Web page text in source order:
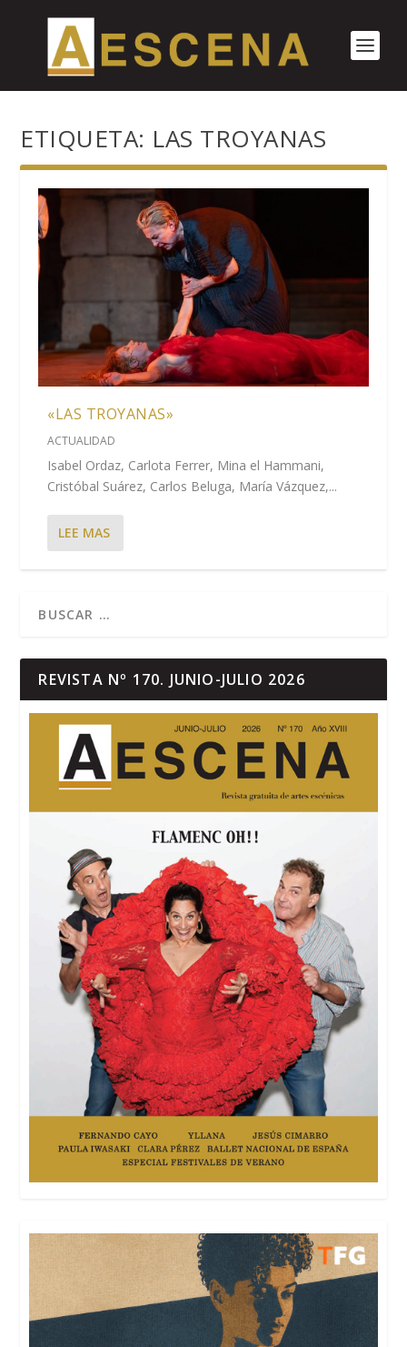
ETIQUETA: LAS TROYANAS
«LAS TROYANAS»
ACTUALIDAD
Isabel Ordaz, Carlota Ferrer, Mina el Hammani,
Cristóbal Suárez, Carlos Beluga, María Vázquez,...
LEE MAS
REVISTA Nº 170. JUNIO-JULIO 2026